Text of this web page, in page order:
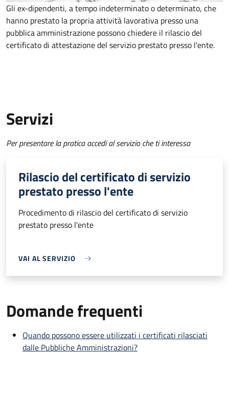
Gli ex-dipendenti, a tempo indeterminato o determinato, che
hanno prestato la propria attività lavorativa presso una
pubblica amministrazione possono chiedere il rilascio del
certificato di attestazione del servizio prestato presso l'ente.
Servizi
Per presentare la pratica accedi al servizio che ti interessa
Rilascio del certificato di servizio
prestato presso l'ente
Procedimento di rilascio del certificato di servizio
prestato presso l'ente
VAI AL SERVIZIO
Domande frequenti
Quando possono essere utilizzati i certificati rilasciati
dalle Pubbliche Amministrazioni?